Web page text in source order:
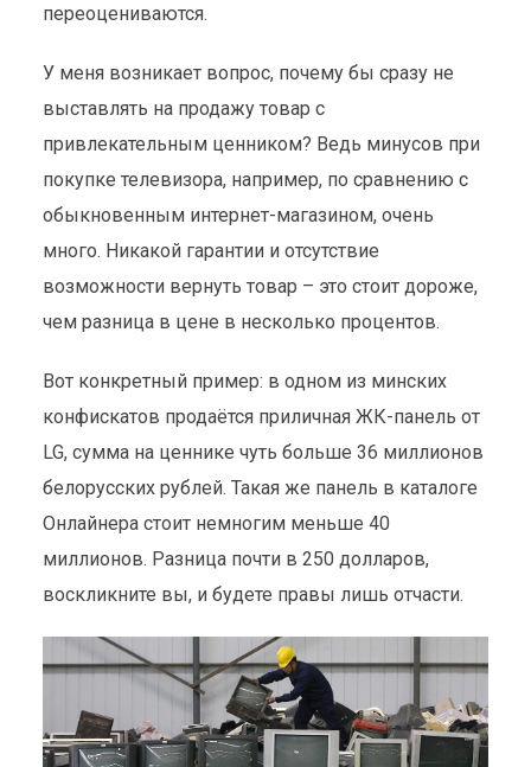
переоцениваются.
У меня возникает вопрос, почему бы сразу не
выставлять на продажу товар с
привлекательным ценником? Ведь минусов при
покупке телевизора, например, по сравнению с
обыкновенным интернет-магазином, очень
много. Никакой гарантии и отсутствие
возможности вернуть товар – это стоит дороже,
чем разница в цене в несколько процентов.
Вот конкретный пример: в одном из минских
конфискатов продаётся приличная ЖК-панель от
LG, сумма на ценнике чуть больше 36 миллионов
белорусских рублей. Такая же панель в каталоге
Онлайнера стоит немногим меньше 40
миллионов. Разница почти в 250 долларов,
воскликните вы, и будете правы лишь отчасти.